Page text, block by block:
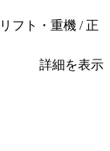
フト・重機 / 正
詳細を表示